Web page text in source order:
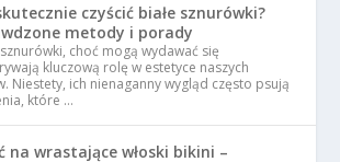
czyścić białe sznurówki?
metody i porady
sznurówki, choć mogą wydawać się
kluczową rolę w estetyce naszych
Niestety, ich nienaganny wygląd często psują
które …
na wrastające włoski bikini –